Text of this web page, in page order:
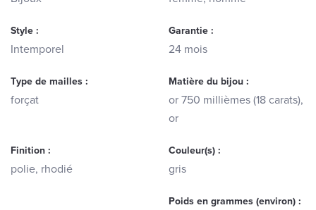
Style :
Intemporel
Garantie :
24 mois
Type de mailles :
forçat
Matière du bijou :
or 750 millièmes (18 carats),
or
Finition :
polie, rhodié
Couleur(s) :
gris
Poids en grammes (environ) :